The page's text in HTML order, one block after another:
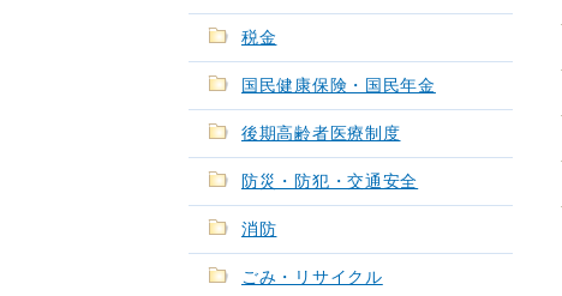
税金
国民健康保険・国民年金
後期高齢者医療制度
防災・防犯・交通安全
消防
ごみ・リサイクル